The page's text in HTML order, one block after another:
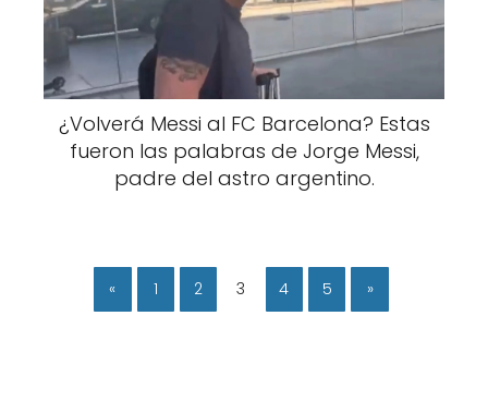
¿Volverá Messi al FC Barcelona? Estas
fueron las palabras de Jorge Messi,
padre del astro argentino.
« 1 2 3 4 5 »